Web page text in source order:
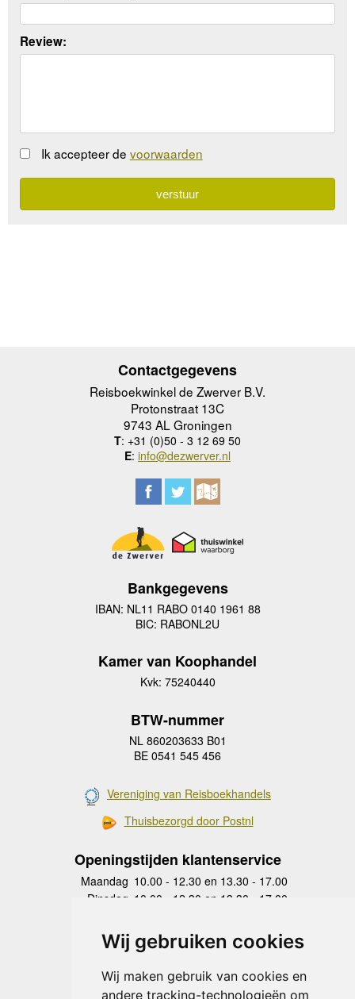
Wij gebruiken cookies
Wij maken gebruik van cookies en
andere tracking-technologieën om
Review:
Ik accepteer de voorwaarden
Contactgegevens
Reisboekwinkel de Zwerver B.V.
Protonstraat 13C
9743 AL Groningen
T: +31 (0)50 - 3 12 69 50
E: info@dezwerver.nl
Bankgegevens
IBAN: NL11 RABO 0140 1961 88
BIC: RABONL2U
Kamer van Koophandel
Kvk: 75240440
BTW-nummer
NL 860203633 B01
BE 0541 545 456
Vereniging van Reisboekhandels
Thuisbezorgd door Postnl
Openingstijden klantenservice
Maandag 10.00 - 12.30 en 13.30 - 17.00
Dinsdag 10.00 - 12.30 en 13.30 - 17.00
Donderdag
10.00 - 12.30 en 13.30 - 17.00
Vrijdag 10.00 - 12.30 en 13.30 - 17.00
Zaterdag
gesloten
Zondag gesloten